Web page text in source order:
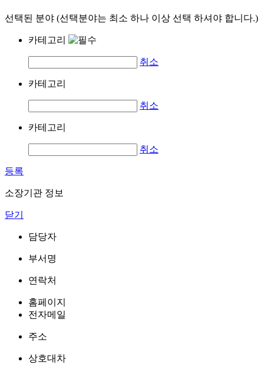
선택된 분야 (선택분야는 최소 하나 이상 선택 하셔야 합니다.)
카테고리
취소
카테고리
취소
카테고리
취소
등록
소장기관 정보
닫기
담당자
부서명
연락처
홈페이지
전자메일
주소
상호대차